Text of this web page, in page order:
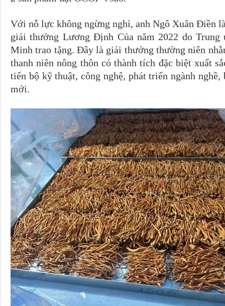
Với nỗ lực không ngừng nghỉ, anh Ngô Xuân Điền
giải thưởng Lương Ðịnh Của năm 2022 do
Minh trao tặng. Đây là giải thưởng thường niên
thanh niên nông thôn có thành tích đặc biệt xuất
tiến bộ kỹ thuật, công nghệ, phát triển ngành
mới.